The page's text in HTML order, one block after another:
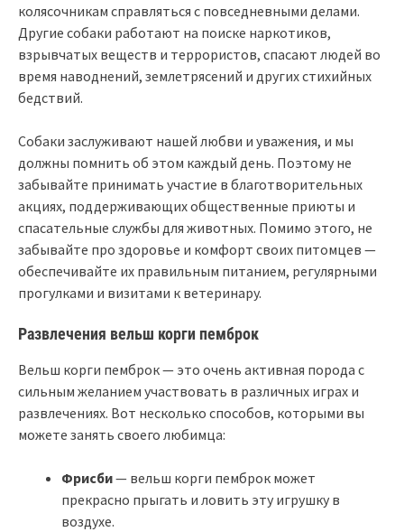
колясочникам справляться с повседневными делами.
Другие собаки работают на поиске наркотиков,
взрывчатых веществ и террористов, спасают людей во
время наводнений, землетрясений и других стихийных
бедствий.
Собаки заслуживают нашей любви и уважения, и мы
должны помнить об этом каждый день. Поэтому не
забывайте принимать участие в благотворительных
акциях, поддерживающих общественные приюты и
спасательные службы для животных. Помимо этого, не
забывайте про здоровье и комфорт своих питомцев —
обеспечивайте их правильным питанием, регулярными
прогулками и визитами к ветеринару.
Развлечения вельш корги пемброк
Вельш корги пемброк — это очень активная порода с
сильным желанием участвовать в различных играх и
развлечениях. Вот несколько способов, которыми вы
можете занять своего любимца:
Фрисби— вельш корги пемброк может
прекрасно прыгать и ловить эту игрушку в
воздухе.